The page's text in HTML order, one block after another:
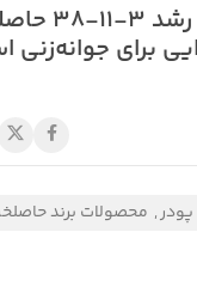
برای جوانه‌زنی
, محصولات برند